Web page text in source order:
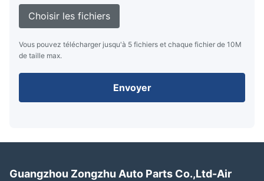
Choisir les fichiers
Vous pouvez télécharger jusqu'à 5 fichiers et chaque fichier de 10M
de taille max.
Envoyer
Guangzhou Zongzhu Auto Parts Co.,Ltd-Air